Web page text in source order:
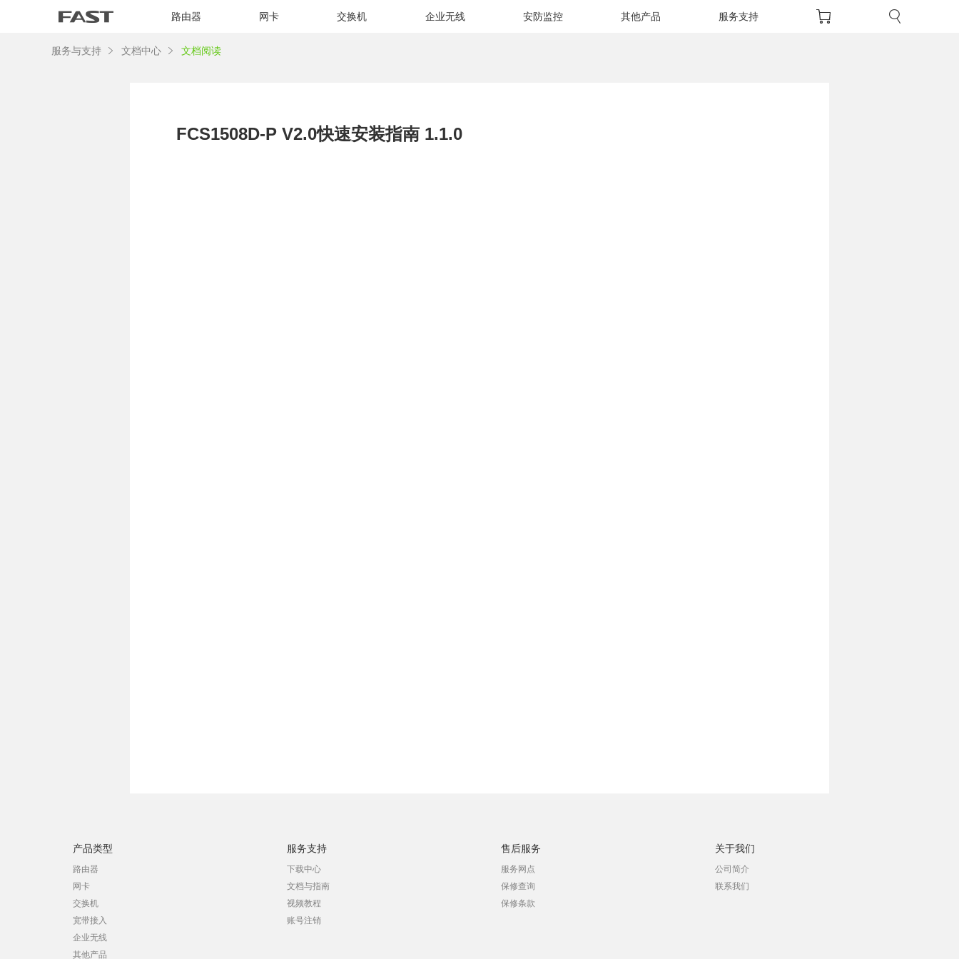
路由器 网卡 交换机 企业无线 安防监控 其他产品 服务支持
服务与支持 文档中心 文档阅读
FCS1508D-P V2.0快速安装指南 1.1.0
产品类型
路由器
网卡
交换机
宽带接入
企业无线
其他产品
服务支持
下载中心
文档与指南
视频教程
账号注销
售后服务
服务网点
保修查询
保修条款
关于我们
公司简介
联系我们